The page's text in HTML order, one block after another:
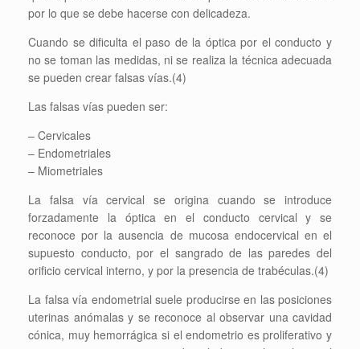
por lo que se debe hacerse con delicadeza.
Cuando se dificulta el paso de la óptica por el conducto y
no se toman las medidas, ni se realiza la técnica adecuada
se pueden crear falsas vías.(4)
Las falsas vías pueden ser:
– Cervicales
– Endometriales
– Miometriales
La falsa vía cervical se origina cuando se introduce
forzadamente la óptica en el conducto cervical y se
reconoce por la ausencia de mucosa endocervical en el
supuesto conducto, por el sangrado de las paredes del
orificio cervical interno, y por la presencia de trabéculas.(4)
La falsa vía endometrial suele producirse en las posiciones
uterinas anómalas y se reconoce al observar una cavidad
cónica, muy hemorrágica si el endometrio es proliferativo y